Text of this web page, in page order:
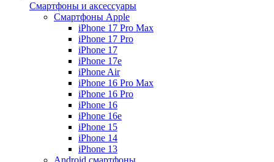
Смартфоны и аксессуары
Смартфоны Apple
iPhone 17 Pro Max
iPhone 17 Pro
iPhone 17
iPhone 17e
iPhone Air
iPhone 16 Pro Max
iPhone 16 Pro
iPhone 16
iPhone 16e
iPhone 15
iPhone 14
iPhone 13
Android cмартфоны